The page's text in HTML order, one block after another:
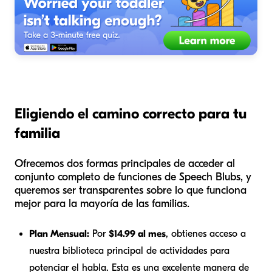
Eligiendo el camino correcto para tu
familia
Ofrecemos dos formas principales de acceder al
conjunto completo de funciones de Speech Blubs, y
queremos ser transparentes sobre lo que funciona
mejor para la mayoría de las familias.
Plan Mensual: Por $14.99 al mes, obtienes acceso a
nuestra biblioteca principal de actividades para
potenciar el habla. Esta es una excelente manera de